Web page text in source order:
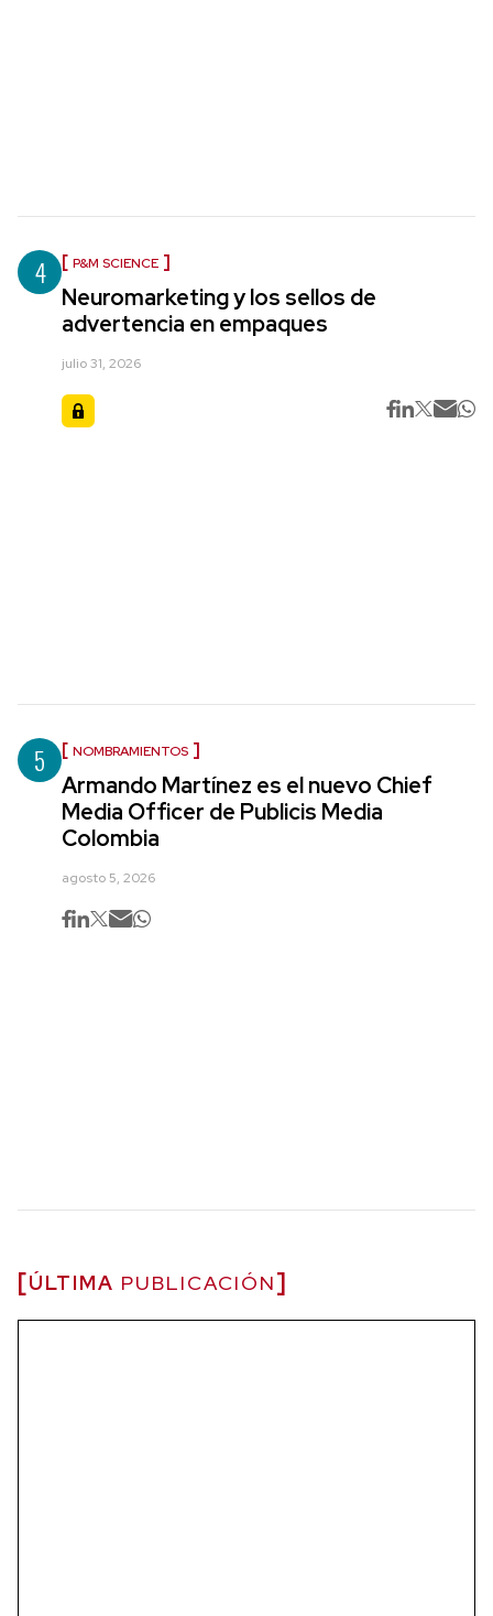
4 P&M SCIENCE
Neuromarketing y los sellos de
advertencia en empaques
julio 31, 2026
5 NOMBRAMIENTOS
Armando Martínez es el nuevo Chief
Media Officer de Publicis Media
Colombia
agosto 5, 2026
ÚLTIMA PUBLICACIÓN